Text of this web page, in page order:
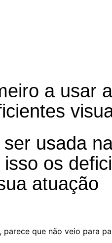
a usar a
usada
os
atuação
que não veio para